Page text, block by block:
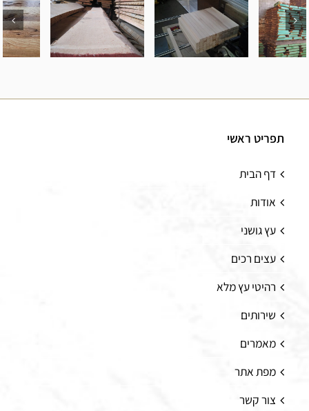
לייצור ועיבוד
כיצד לזהות
שונים וכיצד
סוגי עץ אלון
תפריט ראשי
דף הבית
אודות
עץ גושני
עצים רכים
רהיטי עץ מלא
שירותים
מאמרים
מפת אתר
צור קשר